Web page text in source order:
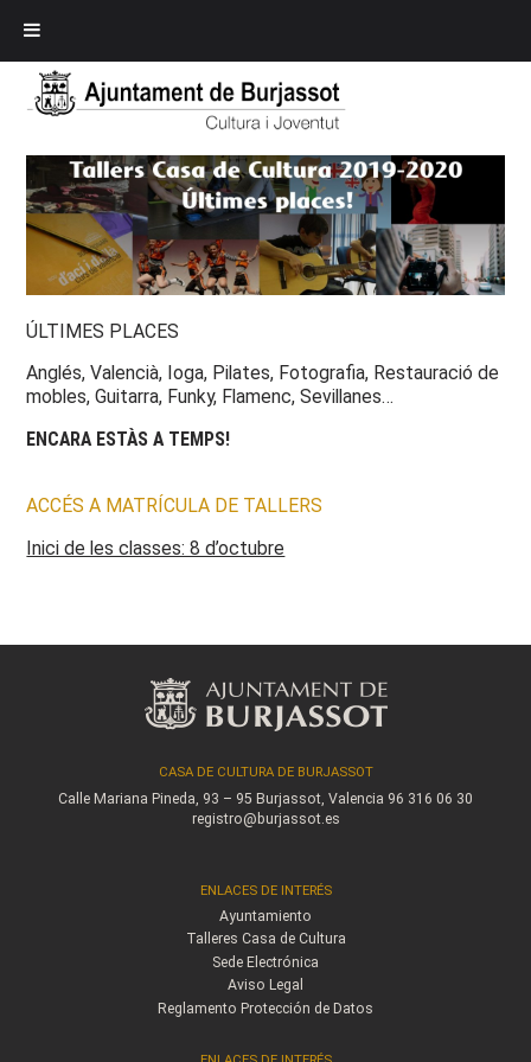
ÚLTIMES PLACES
Anglés, Valencià, Ioga, Pilates, Fotografia, Restauració de
mobles, Guitarra, Funky, Flamenc, Sevillanes…
ENCARA ESTÀS A TEMPS!
ACCÉS A MATRÍCULA DE TALLERS
Inici de les classes: 8 d’octubre
CASA DE CULTURA DE BURJASSOT
Calle Mariana Pineda, 93 – 95 Burjassot, Valencia 96 316 06 30
registro@burjassot.es
ENLACES DE INTERÉS
Ayuntamiento
Talleres Casa de Cultura
Sede Electrónica
Aviso Legal
Reglamento Protección de Datos